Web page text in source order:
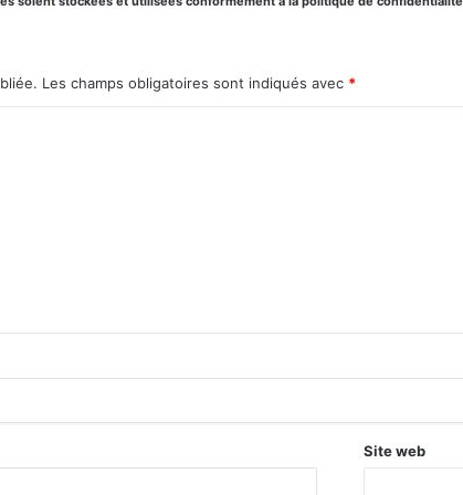
Les champs obligatoires sont indiqués avec *
Site web